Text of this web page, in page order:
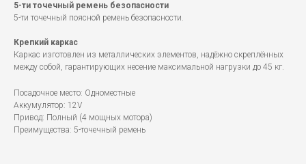
5-ти точечный ремень безопасности
5-ти точечный поясной ремень безопасности.
Крепкий каркас
Каркас изготовлен из металлических элементов, надёжно скреплённых
между собой, гарантирующих несение максимальной нагрузки до 45 кг.
Посадочное место: Одноместные
Аккумулятор: 12V
Привод: Полный (4 мощных мотора)
Преимущества: 5-точечный ремень